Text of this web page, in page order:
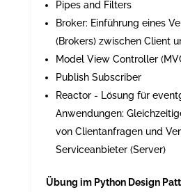
Pipes and Filters
Broker: Einführung eines
(Brokers) zwischen Client
Model View Controller
Publish Subscriber
Reactor - Lösung für
Anwendungen:
von Clientanfragen und
Serviceanbieter (Server)
Übung im Python Design